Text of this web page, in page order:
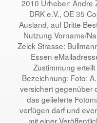
2010 Urheber: Andre
DRK e.V., OE 35
Ausland, auf Dritte
Nutzung Vorname/
Zelck Strasse:
Essen
Zustimmung
Bezeichnung: Foto:
versichert gegenüber
das gelieferte
verfügen darf und
mit einer